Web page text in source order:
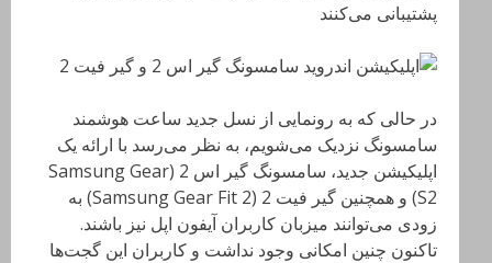
پشتیبانی می‌کنند
در حالی که به رونمایی از نسل جدید ساعت هوشمند
سامسونگ نزدیک می‌شویم، به نظر می‌رسد با ارائه یک
اپلیکیشن جدید، سامسونگ گیر اس 2 (Samsung Gear
S2) و همچنین گیر فیت 2 (Samsung Gear Fit 2) به
زودی می‌توانند میزبان کاربران آیفون اپل نیز باشند.
تاکنون چنین امکانی وجود نداشت و کاربران این گجت‌ها